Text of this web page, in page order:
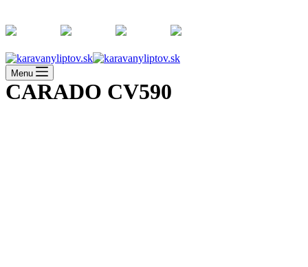
Menu
CARADO CV590